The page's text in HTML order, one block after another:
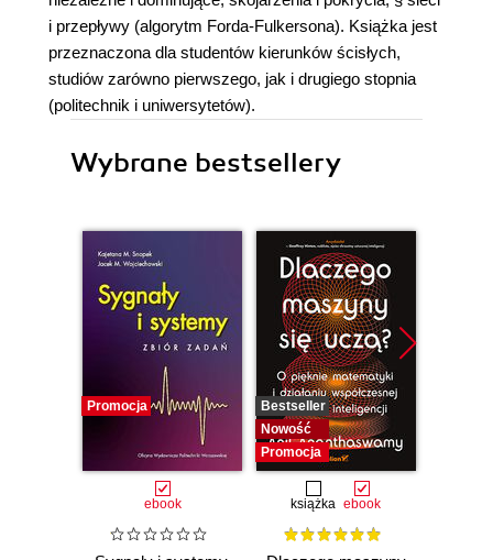
i przepływy (algorytm Forda-Fulkersona). Książka jest
przeznaczona dla studentów kierunków ścisłych,
studiów zarówno pierwszego, jak i drugiego stopnia
(politechnik i uniwersytetów).
Wybrane bestsellery
Promocja
ebook
Bestseller
Nowość
Promocja
książka ebook